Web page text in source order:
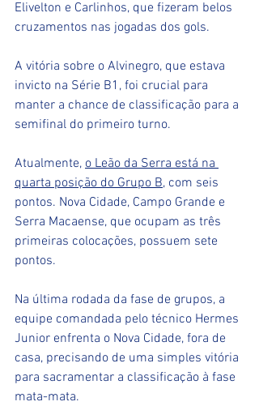
Elivelton e Carlinhos, que fizeram belos
cruzamentos nas jogadas dos gols.
A vitória sobre o Alvinegro, que estava
invicto na Série B1, foi crucial para
manter a chance de classificação para a
semifinal do primeiro turno.
Atualmente, o Leão da Serra está na
quarta posição do Grupo B, com seis
pontos. Nova Cidade, Campo Grande e
Serra Macaense, que ocupam as três
primeiras colocações, possuem sete
pontos.
Na última rodada da fase de grupos, a
equipe comandada pelo técnico Hermes
Junior enfrenta o Nova Cidade, fora de
casa, precisando de uma simples vitória
para sacramentar a classificação à fase
mata-mata.